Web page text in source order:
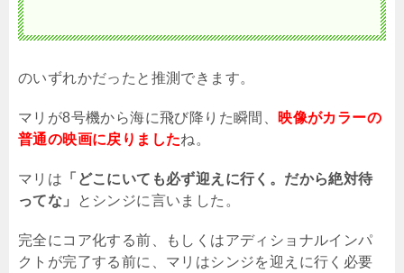
のいずれかだったと推測できます。
マリが8号機から海に飛び降りた瞬間、
映像がカラーの
普通の映画に戻りましたね。
マリは 「どこにいても必ず迎えに行く。だから絶対待
ってな」
とシンジに言いました。
完全にコア化する前、もしくはアディショナルインパ
クトが完了する前に、マリはシンジを迎えに行く必要